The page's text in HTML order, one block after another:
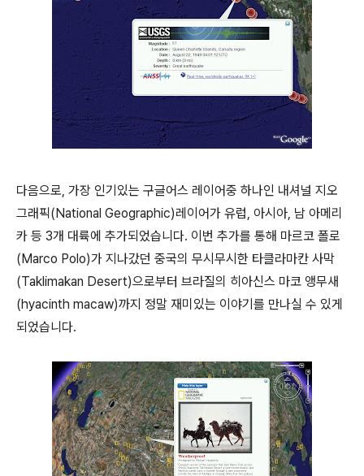
다음으로, 가장 인기있는 구글어스 레이어중 하나인 내셔널 지오
그래픽(National Geographic)레이어가 유럽, 아시아, 남 아메리
카 등 3개 대륙에 추가되었습니다. 이번 추가를 통해 마르코 폴로
(Marco Polo)가 지나갔던 중국의 무시무시한 타클라마칸 사막
(Taklimakan Desert)으로부터 브라질의 히아신스 마코 앵무새
(hyacinth macaw)까지 정말 재미있는 이야기를 만나실 수 있게
되었습니다.